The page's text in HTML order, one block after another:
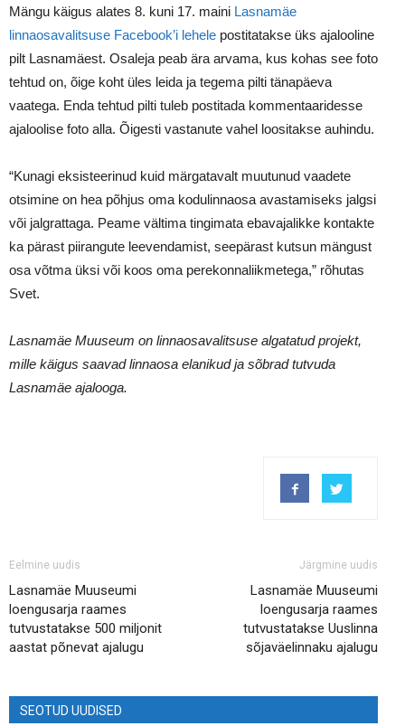
Mängu käigus alates 8. kuni 17. maini Lasnamäe
linnaosavalitsuse Facebook’i lehele postitatakse üks ajalooline
pilt Lasnamäest. Osaleja peab ära arvama, kus kohas see foto
tehtud on, õige koht üles leida ja tegema pilti tänapäeva
vaatega. Enda tehtud pilti tuleb postitada kommentaaridesse
ajaloolise foto alla. Õigesti vastanute vahel loositakse auhindu.
“Kunagi eksisteerinud kuid märgatavalt muutunud vaadete
otsimine on hea põhjus oma kodulinnaosa avastamiseks jalgsi
või jalgrattaga. Peame vältima tingimata ebavajalikke kontakte
ka pärast piirangute leevendamist, seepärast kutsun mängust
osa võtma üksi või koos oma perekonnaliikmetega,” rõhutas
Svet.
Lasnamäe Muuseum on linnaosavalitsuse algatatud projekt,
mille käigus saavad linnaosa elanikud ja sõbrad tutvuda
Lasnamäe ajalooga.
Eelmine uudis
Lasnamäe Muuseumi
loengusarja raames
tutvustatakse 500 miljonit
aastat põnevat ajalugu
Järgmine uudis
Lasnamäe Muuseumi
loengusarja raames
tutvustatakse Uuslinna
sõjaväelinnaku ajalugu
SEOTUD UUDISED